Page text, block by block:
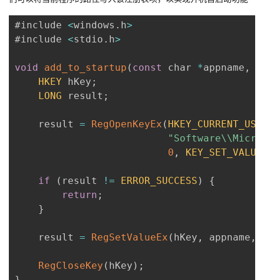
#include <windows . h>
#include <stdio . h>
void add_to_startup ( const char *appname ,
HKEY hKey ;
LONG result ;
    result
= RegOpenKeyEx (
0 , KEY_SET_VALUE
if ( result != ERROR_SUCCESS )
{
return ;
}
    result
= RegSetValueEx ( hKey , appname ,
RegCloseKey ( hKey ) ;